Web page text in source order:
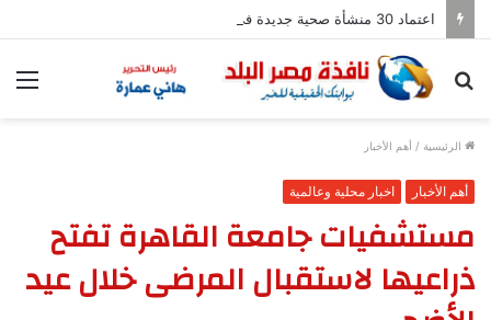
اعتماد 30 منشأة صحية جديدة في 10 محافظات
بحث
الرئيسية / أهم الأخبار
أهم الأخبار اخبار محلية وعالمية
مستشفيات جامعة القاهرة تفتح
ذراعيها لاستقبال المرضى خلال عيد